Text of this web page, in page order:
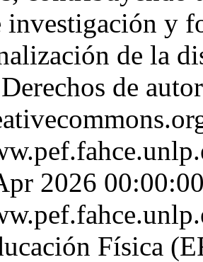
investigación y
de la
Derechos de
2026
Física